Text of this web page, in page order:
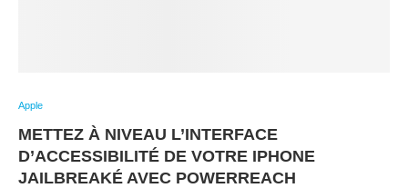
Apple
METTEZ À NIVEAU L’INTERFACE
D’ACCESSIBILITÉ DE VOTRE IPHONE
JAILBREAKÉ AVEC POWERREACH